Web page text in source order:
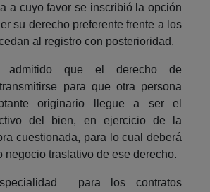
a cuyo favor se inscribió la opción
su derecho preferente frente a los
al registro con posterioridad.
admitido que el derecho de
para que otra persona
originario llegue a ser el
del bien, en ejercicio de la
cuestionada, para lo cual deberá
negocio traslativo de ese derecho.
para los contratos